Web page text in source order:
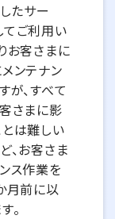
たサー
ご利用い
お客さまに
ンテナン
が、すべて
さまに影
は難しい
、お客さま
ス作業を
月前に以
。